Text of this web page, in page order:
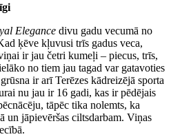
Elegance divu gadu vecumā no
ķēve kļuvusi trīs gadus veca,
ir jau četri kumeļi – piecus, trīs,
no tiem jau tagad var gatavoties
ir arī Terēzes kādreizējā sporta
nu jau ir 16 gadi, kas ir pēdējais
tāpēc tika nolemts, ka
un jāpievēršas ciltsdarbam. Viņas